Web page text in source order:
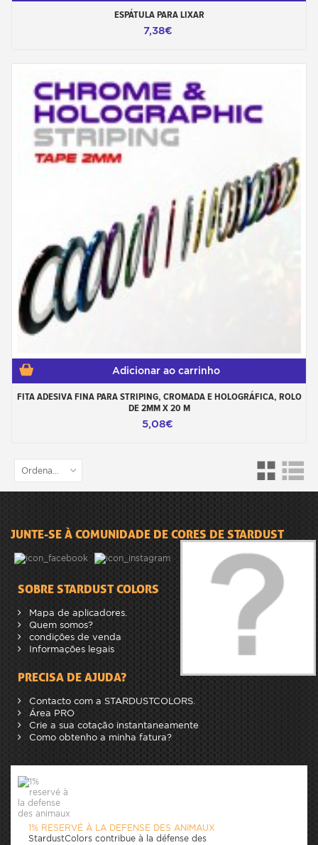
ESPÁTULA PARA LIXAR
7,38€
Adicionar ao carrinho
FITA ADESIVA FINA PARA STRIPING, CROMADA E HOLOGRÁFICA, ROLO
DE 2MM X 20 M
5,08€
Ordenar por
JUNTE-SE À COMUNIDADE DE CORES DE STARDUST
SOBRE STARDUST COLORS
Mapa de aplicadores.
Quem somos?
condições de venda
Informações legais
PRECISA DE AJUDA?
Contacto com a STARDUSTCOLORS.
Área PRO
Crie a sua cotação instantaneamente
Como obtenho a minha fatura?
1% RESERVÉ À LA DEFENSE DES ANIMAUX
StardustColors contribue à la défense des